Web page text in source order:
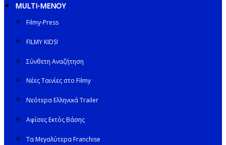
MULTI-ΜΕΝΟΥ
Filmy-Press
FILMY KIDS!
Σύνθετη Αναζήτηση
Νέες Ταινίες στο Filmy
Νεότερα Ελληνικά Trailer
Αφίσες Εκτός Βάσης
Τα Μεγαλύτερα Franchise